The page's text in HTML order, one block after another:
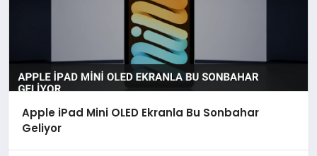
Apple iPad Mini OLED Ekranla Bu Sonbahar
Geliyor